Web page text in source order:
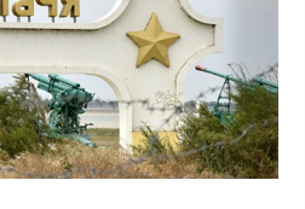
サービス
購読